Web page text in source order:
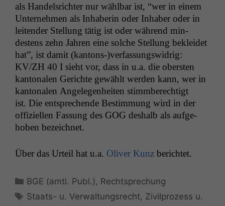
als Han­del­srichter nur wählbar ist, “wer in einem
Unternehmen als Inhab­erin oder Inhab­er oder in
lei­t­en­der Stel­lung tätig ist oder während min­
destens zehn Jahren eine solche Stel­lung bek­lei­det
hat”, ist damit (kantons-)verfassungswidrig:
KV/ZH 40 I sieht vor, dass in u.a. die ober­sten
kan­tonalen Gerichte gewählt wer­den kann, wer in
kan­tonalen Angele­gen­heit­en stimm­berechtigt
ist. Die entsprechende Bes­tim­mung wird in der
offiziellen Fas­sung des GOG deshalb als aufge­
hoben bezeichnet.
Über das Urteil hat u.a. Oliv­er Kunz berichtet.
Kategorien
BGE (amtl. Publ.) , Rechtsprechung
Schlagwörter
Staats- u. Verwaltungsrecht, Zivilprozess u.